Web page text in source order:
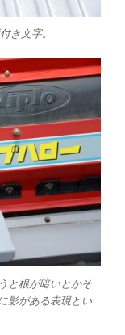
き文字。
と根が暗いとかそ
影がある表現とい